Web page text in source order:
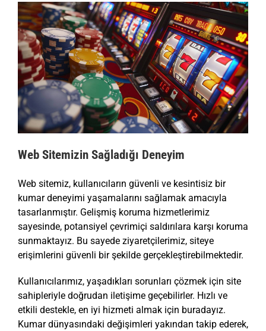
Web Sitemizin Sağladığı Deneyim
Web sitemiz, kullanıcıların güvenli ve kesintisiz bir
kumar deneyimi yaşamalarını sağlamak amacıyla
tasarlanmıştır. Gelişmiş koruma hizmetlerimiz
sayesinde, potansiyel çevrimiçi saldırılara karşı koruma
sunmaktayız. Bu sayede ziyaretçilerimiz, siteye
erişimlerini güvenli bir şekilde gerçekleştirebilmektedir.
Kullanıcılarımız, yaşadıkları sorunları çözmek için site
sahipleriyle doğrudan iletişime geçebilirler. Hızlı ve
etkili destekle, en iyi hizmeti almak için buradayız.
Kumar dünyasındaki değişimleri yakından takip ederek,